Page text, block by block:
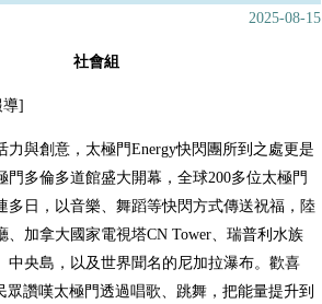
2025-08-15
社會組
]
力與創意，太極門Energy快閃團所到之處更是
門多倫多道館盛大開幕，全球200多位太極門
多日，以音樂、舞蹈等快閃方式傳送祝福，陸
、加拿大國家電視塔CN Tower、瑞普利水族
中央島，以及世界聞名的尼加拉瀑布。歡喜
眾讚嘆太極門透過唱歌、跳舞，把能量提升到